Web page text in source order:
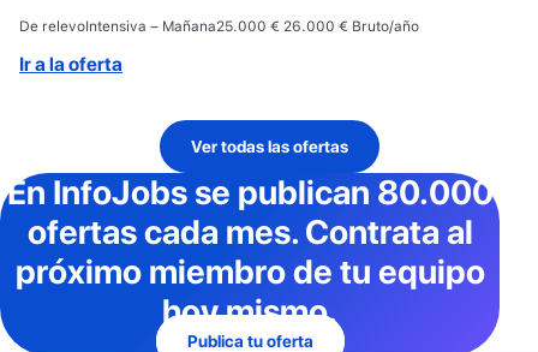
De relevoIntensiva – Mañana25.000 € 26.000 € Bruto/año
Ir a la oferta
Ver todas las ofertas
En InfoJobsse publican 80.000
ofertas cada mes. Contrata al
próximo miembro de tu equipo
hoy mismo.
Publica tu oferta